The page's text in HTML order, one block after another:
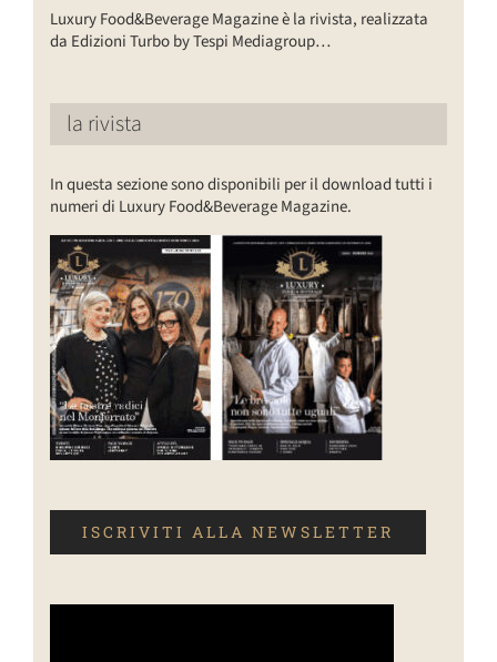
Luxury Food&Beverage Magazine è la rivista, realizzata
da Edizioni Turbo by Tespi Mediagroup…
la rivista
In questa sezione sono disponibili per il download tutti i
numeri di Luxury Food&Beverage Magazine.
ISCRIVITI ALLA NEWSLETTER